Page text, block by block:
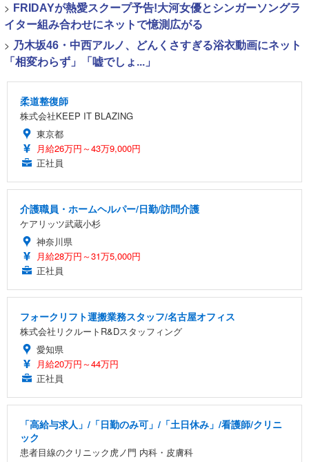
> FRIDAYが熱愛スクープ予告!大河女優とシンガーソングラ
イター組み合わせにネットで憶測広がる
> 乃木坂46・中西アルノ、どんくさすぎる浴衣動画にネット
「相変わらず」「嘘でしょ...」
柔道整復師
株式会社KEEP IT BLAZING
東京都
月給26万円～43万9,000円
正社員
介護職員・ホームヘルパー/日勤/訪問介護
ケアリッツ武蔵小杉
神奈川県
月給28万円～31万5,000円
正社員
フォークリフト運搬業務スタッフ/名古屋オフィス
株式会社リクルートR&Dスタッフィング
愛知県
月給20万円～44万円
正社員
「高給与求人」/「日勤のみ可」/「土日休み」/看護師/クリニ
ック
患者目線のクリニック虎ノ門 内科・皮膚科